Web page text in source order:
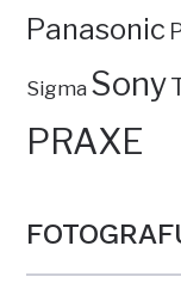
Panasonic
Sigma Sony
PRAXE